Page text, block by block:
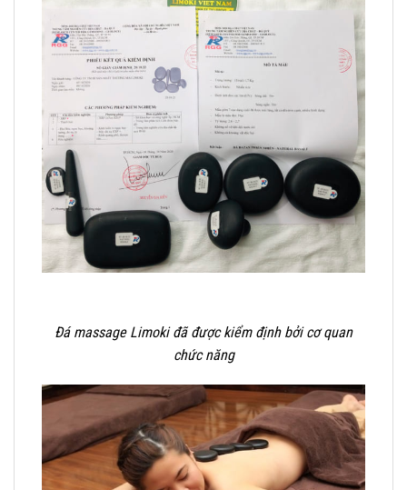
Đá massage Limoki đã được kiểm định bởi cơ quan
chức năng